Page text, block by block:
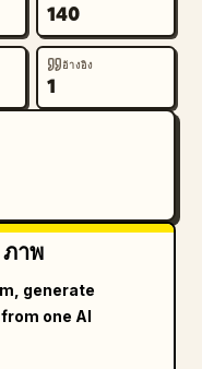
140
อ้างอิง
1
าพ
generate
one AI